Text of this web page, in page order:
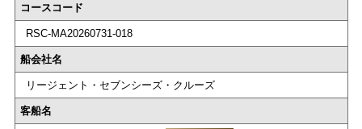
コースコード
RSC-MA20260731-018
船会社名
リージェント・セブンシーズ・クルーズ
客船名